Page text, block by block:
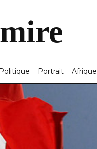
Politique Portrait Afrique